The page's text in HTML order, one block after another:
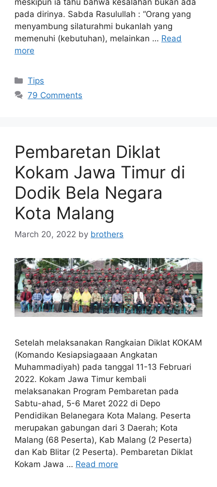
pada dirinya. Sabda Rasulullah : “Orang yang
menyambung silaturahmi bukanlah yang
memenuhi (kebutuhan), melainkan … Read
more
Categories
Tips
79 Comments
Pembaretan Diklat
Kokam Jawa Timur di
Dodik Bela Negara
Kota Malang
March 20, 2022 by brothers
Setelah melaksanakan Rangkaian Diklat KOKAM
(Komando Kesiapsiagaaan Angkatan
Muhammadiyah) pada tanggal 11-13 Februari
2022. Kokam Jawa Timur kembali
melaksanakan Program Pembaretan pada
Sabtu-ahad, 5-6 Maret 2022 di Depo
Pendidikan Belanegara Kota Malang. Peserta
merupakan gabungan dari 3 Daerah; Kota
Malang (68 Peserta), Kab Malang (2 Peserta)
dan Kab Blitar (2 Peserta). Pembaretan Diklat
Kokam Jawa … Read more